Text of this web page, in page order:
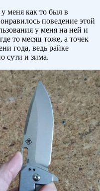
меня как то был в
поведение этой
у меня на ней и
то месяц тоже, а точек
года, ведь райке
сути и зима.